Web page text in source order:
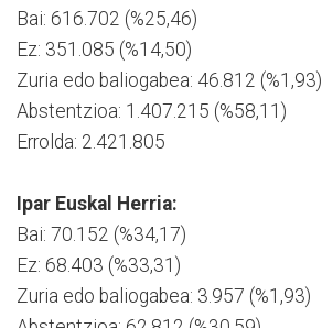
Bai: 616.702 (%25,46)
Ez: 351.085 (%14,50)
Zuria edo baliogabea: 46.812 (%1,93)
Abstentzioa: 1.407.215 (%58,11)
Errolda: 2.421.805
Ipar Euskal Herria:
Bai: 70.152 (%34,17)
Ez: 68.403 (%33,31)
Zuria edo baliogabea: 3.957 (%1,93)